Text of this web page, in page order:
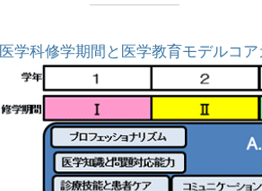
医学科修学期間と医学教育モデルコ